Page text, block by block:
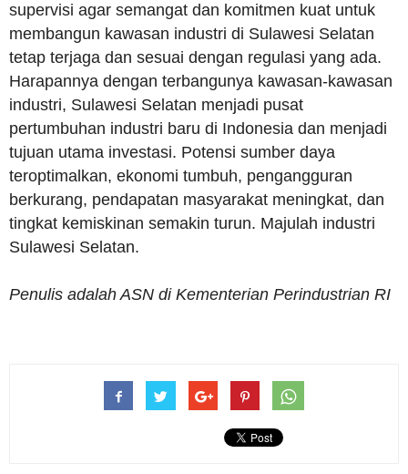
supervisi agar semangat dan komitmen kuat untuk
membangun kawasan industri di Sulawesi Selatan
tetap terjaga dan sesuai dengan regulasi yang ada.
Harapannya dengan terbangunya kawasan-kawasan
industri, Sulawesi Selatan menjadi pusat
pertumbuhan industri baru di Indonesia dan menjadi
tujuan utama investasi. Potensi sumber daya
teroptimalkan, ekonomi tumbuh, pengangguran
berkurang, pendapatan masyarakat meningkat, dan
tingkat kemiskinan semakin turun. Majulah industri
Sulawesi Selatan.
Penulis adalahASN di Kementerian Perindustrian RI